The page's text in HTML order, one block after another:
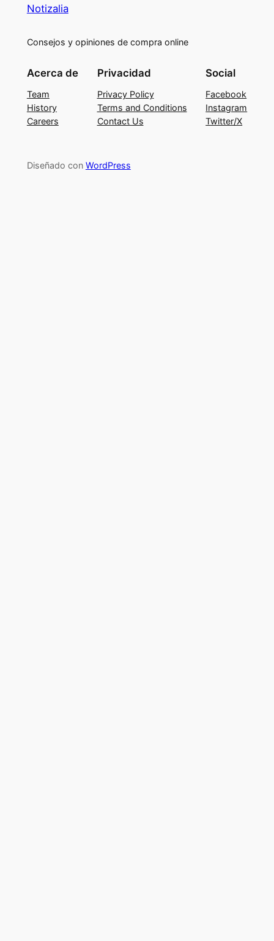
Notizalia
Consejos y opiniones de compra online
Acerca de
Team
History
Careers
Privacidad
Privacy Policy
Terms and Conditions
Contact Us
Social
Facebook
Instagram
Twitter/X
Diseñado con WordPress